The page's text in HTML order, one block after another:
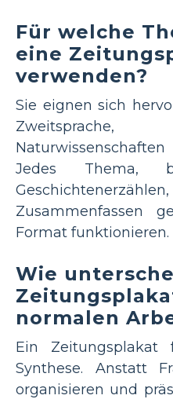
Für welche
eine
verwenden?
Sie eignen sich
Jedes
Zusammenfassen
Format funktionieren.
Wie
normalen
Ein Zeitungsplakat
Synthese. Anstatt
organisieren und